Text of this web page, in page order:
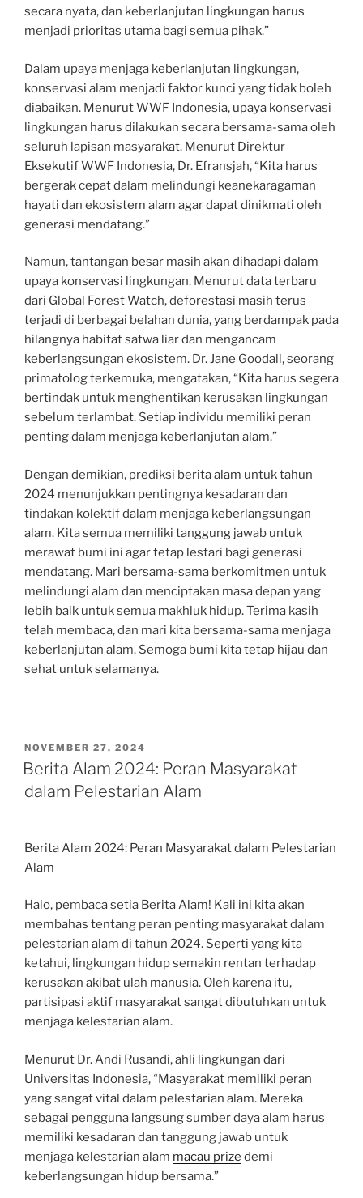
secara nyata, dan keberlanjutan lingkungan harus
menjadi prioritas utama bagi semua pihak.”
Dalam upaya menjaga keberlanjutan lingkungan,
konservasi alam menjadi faktor kunci yang tidak boleh
diabaikan. Menurut WWF Indonesia, upaya konservasi
lingkungan harus dilakukan secara bersama-sama oleh
seluruh lapisan masyarakat. Menurut Direktur
Eksekutif WWF Indonesia, Dr. Efransjah, “Kita harus
bergerak cepat dalam melindungi keanekaragaman
hayati dan ekosistem alam agar dapat dinikmati oleh
generasi mendatang.”
Namun, tantangan besar masih akan dihadapi dalam
upaya konservasi lingkungan. Menurut data terbaru
dari Global Forest Watch, deforestasi masih terus
terjadi di berbagai belahan dunia, yang berdampak pada
hilangnya habitat satwa liar dan mengancam
keberlangsungan ekosistem. Dr. Jane Goodall, seorang
primatolog terkemuka, mengatakan, “Kita harus segera
bertindak untuk menghentikan kerusakan lingkungan
sebelum terlambat. Setiap individu memiliki peran
penting dalam menjaga keberlanjutan alam.”
Dengan demikian, prediksi berita alam untuk tahun
2024 menunjukkan pentingnya kesadaran dan
tindakan kolektif dalam menjaga keberlangsungan
alam. Kita semua memiliki tanggung jawab untuk
merawat bumi ini agar tetap lestari bagi generasi
mendatang. Mari bersama-sama berkomitmen untuk
melindungi alam dan menciptakan masa depan yang
lebih baik untuk semua makhluk hidup. Terima kasih
telah membaca, dan mari kita bersama-sama menjaga
keberlanjutan alam. Semoga bumi kita tetap hijau dan
sehat untuk selamanya.
POSTED
ON
NOVEMBER 27, 2024
Berita Alam 2024: Peran Masyarakat
dalam Pelestarian Alam
Berita Alam 2024: Peran Masyarakat dalam Pelestarian
Alam
Halo, pembaca setia Berita Alam! Kali ini kita akan
membahas tentang peran penting masyarakat dalam
pelestarian alam di tahun 2024. Seperti yang kita
ketahui, lingkungan hidup semakin rentan terhadap
kerusakan akibat ulah manusia. Oleh karena itu,
partisipasi aktif masyarakat sangat dibutuhkan untuk
menjaga kelestarian alam.
Menurut Dr. Andi Rusandi, ahli lingkungan dari
Universitas Indonesia, “Masyarakat memiliki peran
yang sangat vital dalam pelestarian alam. Mereka
sebagai pengguna langsung sumber daya alam harus
memiliki kesadaran dan tanggung jawab untuk
menjaga kelestarian alam macau prize demi
keberlangsungan hidup bersama.”